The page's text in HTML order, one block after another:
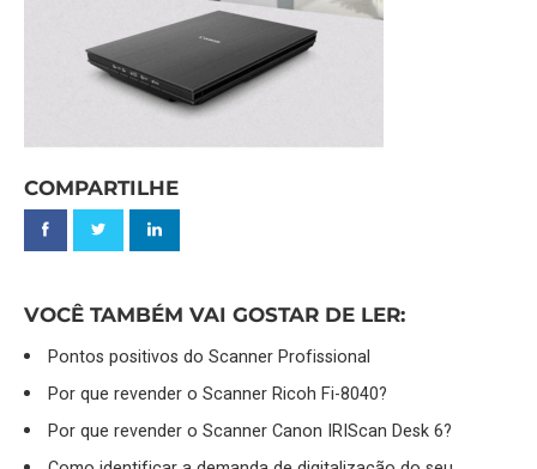
COMPARTILHE
VOCÊ TAMBÉM VAI GOSTAR DE LER:
Pontos positivos do Scanner Profissional
Por que revender o Scanner Ricoh Fi-8040?
Por que revender o Scanner Canon IRIScan Desk 6?